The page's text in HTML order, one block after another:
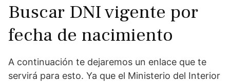
Buscar DNI vigente por
fecha de nacimiento
A continuación te dejaremos un enlace que te
servirá para esto. Ya que el Ministerio del Interior